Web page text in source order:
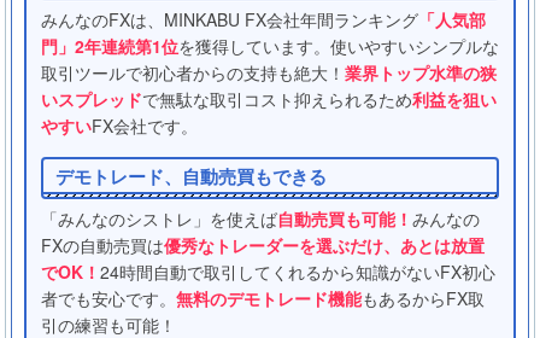
みんなのFXは、MINKABU FX会社年間ランキング 「人気部
門」2年連続第1位を獲得しています。使いやすいシンプルな
取引ツールで初心者からの支持も絶大！ 業界トップ水準の狭
いスプレッドで無駄な取引コスト抑えられるため利益を狙い
やすいFX会社です。
デモトレード、自動売買もできる
「みんなのシストレ」を使えば自動売買も可能！ みんなの
FXの自動売買は優秀なトレーダーを選ぶだけ、あとは放置
でOK！ 24時間自動で取引してくれるから知識がないFX初心
者でも安心です。 無料のデモトレード機能もあるからFX取
引の練習も可能！